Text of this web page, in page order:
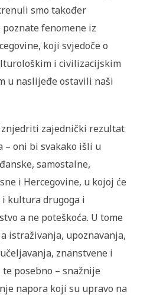
smo također
fenomene iz
koji svjedoče o
i civilizacijskim
u naslijeđe ostavili naši
zajednički rezultat
– oni bi svakako išli u
samostalne,
i Hercegovine, u kojoj će
kultura drugoga i
a ne poteškoća. U tome
istraživanja, upoznavanja,
znanstvene i
posebno – snažnije
napora koji su upravo na